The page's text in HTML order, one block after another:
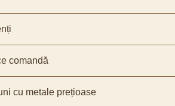
comandă
cu metale prețioase